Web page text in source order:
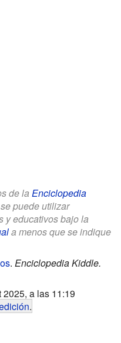
de la Enciclopedia
puede utilizar
y educativos bajo la
a menos que se indique
. Enciclopedia Kiddle.
a las 11:19
.